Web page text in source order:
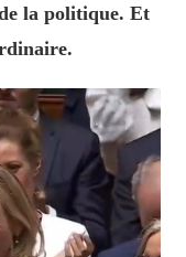
la politique. Et